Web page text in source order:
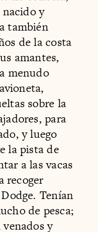
y
también
de la costa
amantes,
menudo
sobre la
para
y luego
la pista de
a las vacas
recoger
Tenían
de pesca;
venados y